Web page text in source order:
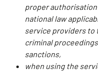
proper authorisation
national law
service providers to
criminal
sanctions,
when using the